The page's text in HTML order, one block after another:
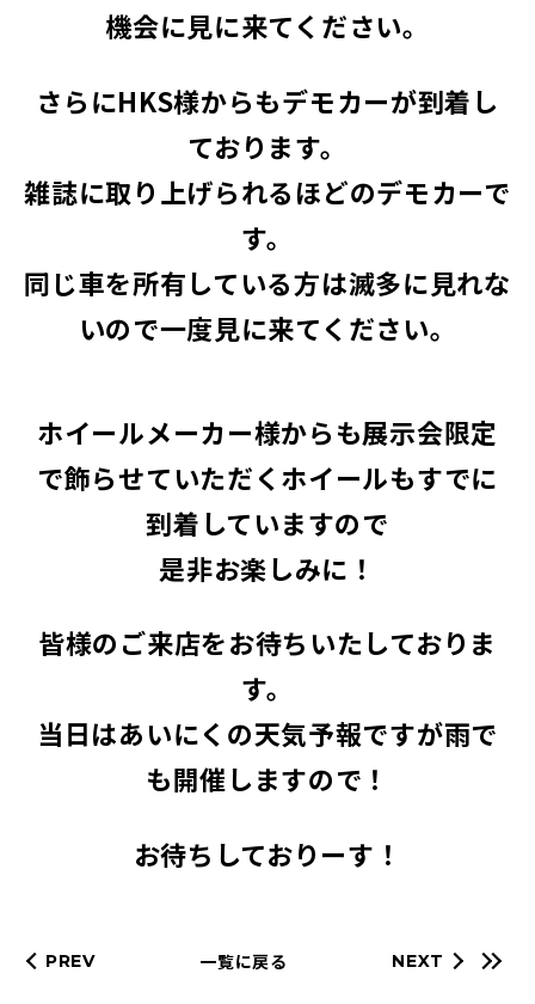
機会に見に来てください。
さらにHKS様からもデモカーが到着し
ております。
雑誌に取り上げられるほどのデモカーで
す。
同じ車を所有している方は滅多に見れな
いので一度見に来てください。
ホイールメーカー様からも展示会限定
で飾らせていただくホイールもすでに
到着していますので
是非お楽しみに！
皆様のご来店をお待ちいたしておりま
す。
当日はあいにくの天気予報ですが雨で
も開催しますので！
お待ちしておりーす！
PREV 一覧に戻る NEXT